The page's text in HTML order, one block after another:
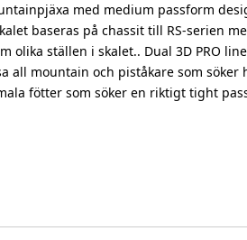
med medium passform
baseras på chassit till RS-serien
olika ställen i skalet.. Dual 3D PRO
all mountain och piståkare som
fötter som söker en riktigt tight